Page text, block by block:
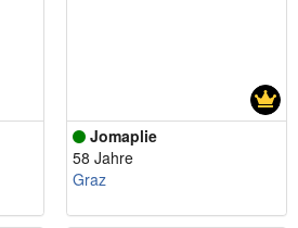
Jomaplie
58 Jahre
Graz